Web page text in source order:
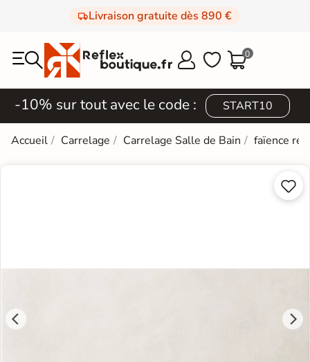
Livraison gratuite dès 890 €
  0
-10% sur tout avec le code : START10
Accueil Carrelage Carrelage Salle de Bain faïence

